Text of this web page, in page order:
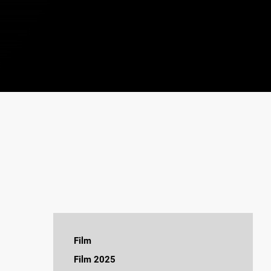
Film
Jeg håber dagen aldrig ender
Film 2025